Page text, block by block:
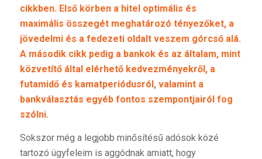
cikkben. Első körben a hitel optimális és
maximális összegét meghatározó tényezőket, a
jövedelmi és a fedezeti oldalt veszem górcső alá.
A második cikk pedig a bankok és az általam, mint
közvetítő által elérhető kedvezményekről, a
futamidő és kamatperiódusról, valamint a
bankválasztás egyéb fontos szempontjairól fog
szólni.
Sokszor még a legjobb minősítésű adósok közé
tartozó ügyfeleim is aggódnak amiatt, hogy